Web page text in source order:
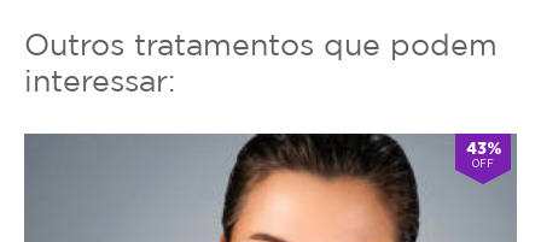
Outros tratamentos que podem
interessar:
43%
OFF